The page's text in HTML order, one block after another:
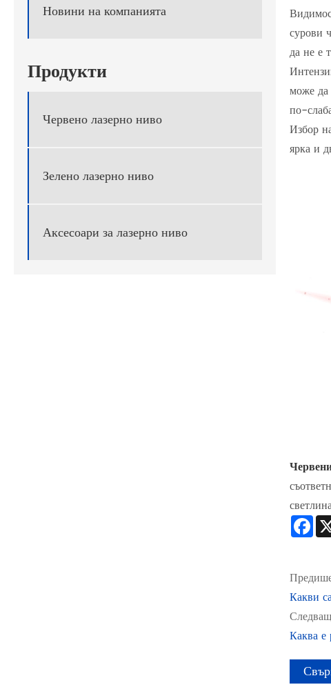
Новини на компанията
Продукти
Червено лазерно ниво
Зелено лазерно ниво
Аксесоари за лазерно ниво
сурови
да не е
може да
по-
Избор
ярка и
Какви
Каква е